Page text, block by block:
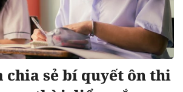
chia sẻ bí quyết ôn thi